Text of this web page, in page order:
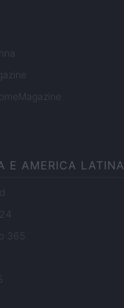
E AMERICA LATINA
365